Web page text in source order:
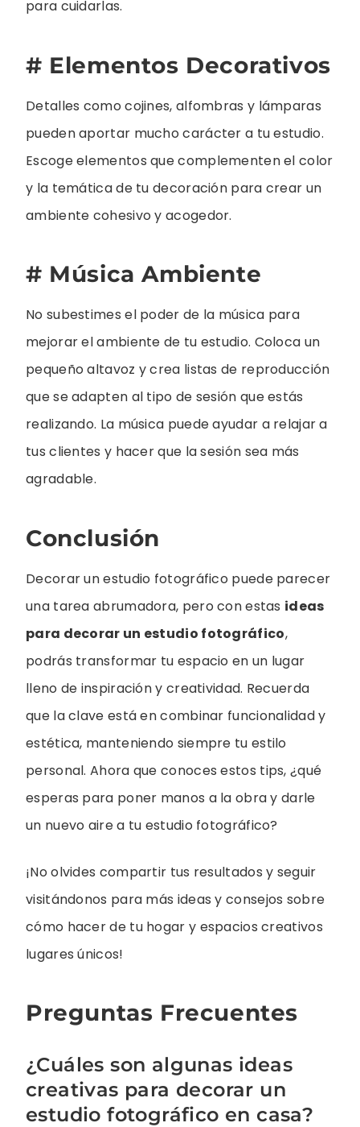
para cuidarlas.
# Elementos Decorativos
Detalles como cojines, alfombras y lámparas
pueden aportar mucho carácter a tu estudio.
Escoge elementos que complementen el color
y la temática de tu decoración para crear un
ambiente cohesivo y acogedor.
# Música Ambiente
No subestimes el poder de la música para
mejorar el ambiente de tu estudio. Coloca un
pequeño altavoz y crea listas de reproducción
que se adapten al tipo de sesión que estás
realizando. La música puede ayudar a relajar a
tus clientes y hacer que la sesión sea más
agradable.
Conclusión
Decorar un estudio fotográfico puede parecer
una tarea abrumadora, pero con estas ideas
para decorar un estudio fotográfico,
podrás transformar tu espacio en un lugar
lleno de inspiración y creatividad. Recuerda
que la clave está en combinar funcionalidad y
estética, manteniendo siempre tu estilo
personal. Ahora que conoces estos tips, ¿qué
esperas para poner manos a la obra y darle
un nuevo aire a tu estudio fotográfico?
¡No olvides compartir tus resultados y seguir
visitándonos para más ideas y consejos sobre
cómo hacer de tu hogar y espacios creativos
lugares únicos!
Preguntas Frecuentes
¿Cuáles son algunas ideas
creativas para decorar un
estudio fotográfico en casa?